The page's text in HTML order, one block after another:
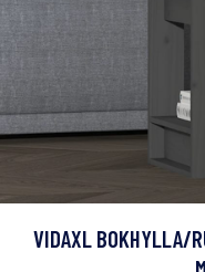
VIDAXL BOKHYLLA/